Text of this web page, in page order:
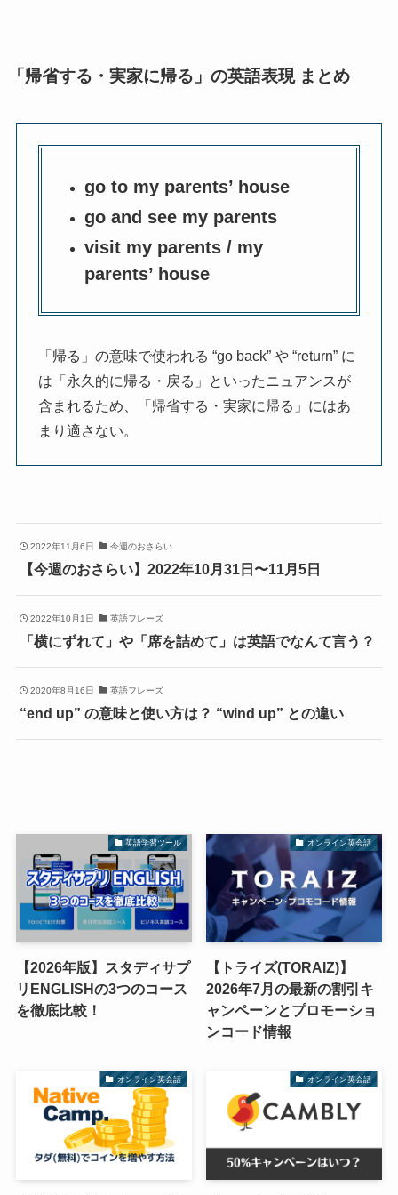
「帰省する・実家に帰る」の英語表現 まとめ
go to my parents’ house
go and see my parents
visit my parents / my
parents’ house
「帰る」の意味で使われる “go back” や “return” に
は「永久的に帰る・戻る」といったニュアンスが
含まれるため、
「帰省する・実家に帰る」にはあ
まり適さない。
2022年11月6日 今週のおさらい
【今週のおさらい】2022年10月31日〜11月5日
2022年10月1日 英語フレーズ
「横にずれて」や「席を詰めて」は英語でなんて言う？
2020年8月16日 英語フレーズ
“end up” の意味と使い方は？ “wind up” との違い
英語学習ツール
【2026年版】スタディサプ
リENGLISHの3つのコース
を徹底比較！
オンライン英会話
【トライズ(TORAIZ)】
2026年7月の最新の割引キ
ャンペーンとプロモーショ
ンコード情報
オンライン英会話 オンライン英会話